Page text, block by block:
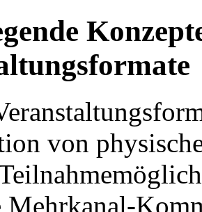
von
Mehrkanal-